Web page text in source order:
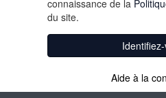
connaissance de la
du site.
Aide à la